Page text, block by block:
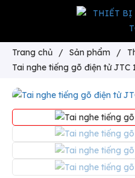
Trang chủ / Sản phẩm /
Tai nghe tiếng gõ điện tử JTC